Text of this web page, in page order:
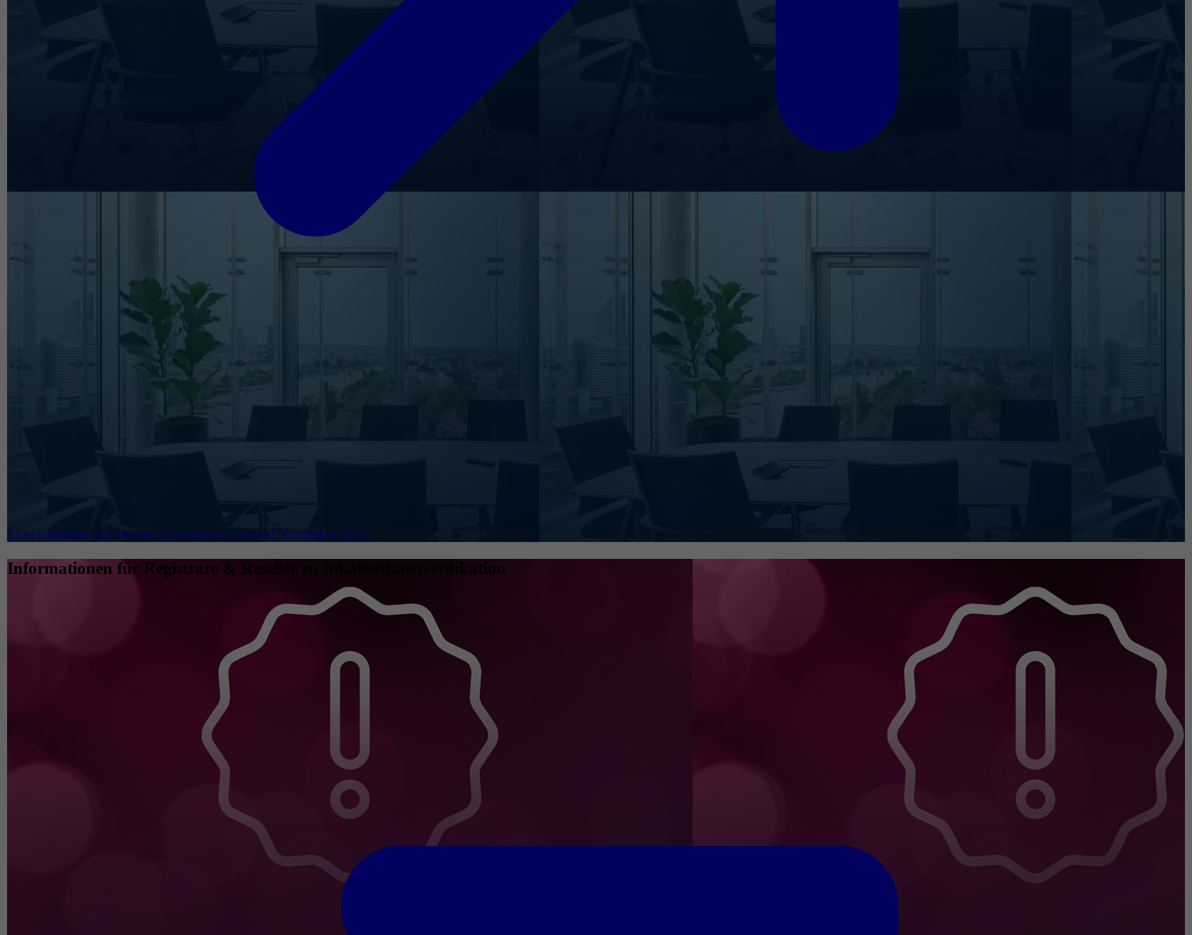
Entwicklungen im Internet Governance Umfeld November 2025
Informationen für Registrare & Reseller zu Inhaberdatenverifikation